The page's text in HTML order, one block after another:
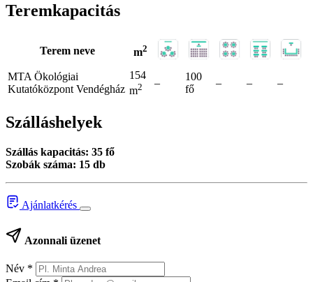
Teremkapacitás
Terem neve m2
MTA Ökológiai
Kutatóközpont Vendégház
154
m2 –
100
fő
– – –
Szálláshelyek
Szállás kapacitás: 35 fő
Szobák száma: 15 db
Ajánlatkérés
Azonnali üzenet
Név *